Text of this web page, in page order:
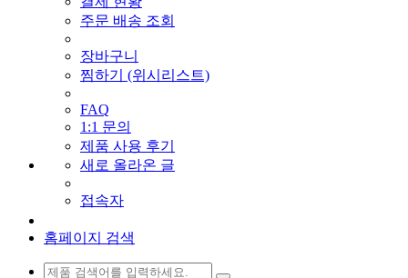
주문 배송 조회
장바구니
찜하기 (위시리스트)
FAQ
1:1 문의
제품 사용 후기
새로 올라온 글
접속자
홈페이지 검색